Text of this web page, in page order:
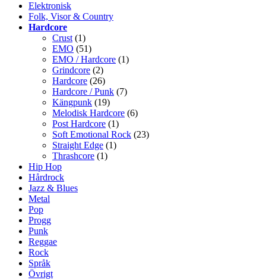
Elektronisk
Folk, Visor & Country
Hardcore
Crust (1)
EMO (51)
EMO / Hardcore (1)
Grindcore (2)
Hardcore (26)
Hardcore / Punk (7)
Kängpunk (19)
Melodisk Hardcore (6)
Post Hardcore (1)
Soft Emotional Rock (23)
Straight Edge (1)
Thrashcore (1)
Hip Hop
Hårdrock
Jazz & Blues
Metal
Pop
Progg
Punk
Reggae
Rock
Språk
Övrigt